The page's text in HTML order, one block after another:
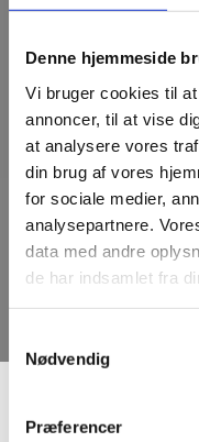
Denne hjemmeside
Vi bruger cookies til
annoncer, til at vise
at analysere vores
din brug af vores
for sociale medier,
analysepartnere.
data med andre
de har indsamlet fra
Nødvendig
Præferencer